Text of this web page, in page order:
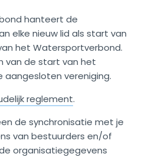
hanteert de
elke nieuw lid als start van
het Watersportverbond.
van de start van het
aangesloten vereniging.
reglement.
de synchronisatie met je
van bestuurders en/of
organisatiegegevens